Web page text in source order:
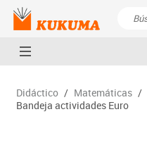
Didáctico / Matemáticas /
Bandeja actividades Euro